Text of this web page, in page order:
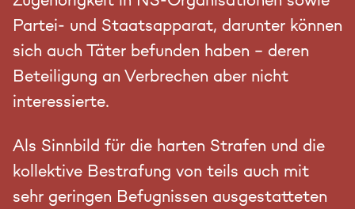
Partei- und Staatsapparat, darunter können
sich auch Täter befunden haben – deren
Beteiligung an Verbrechen aber nicht
interessierte.
Als Sinnbild für die harten Strafen und die
kollektive Bestrafung von teils auch mit
sehr geringen Befugnissen ausgestatteten